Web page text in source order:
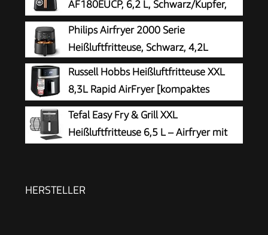
AF180EUCP, 6,2 L, Schwarz/Kupfer,
ölfrei
Philips Airfryer 2000 Serie
Heißluftfritteuse, Schwarz, 4,2L
Russell Hobbs Heißluftfritteuse XXL
8,3L Rapid AirFryer [kompaktes
Gehäuse, sehr leise, Pizza Ø 26cm]
SatisFry (9 Programme, spülmaschinenfest,
Fritteuse ohne Öl, TouchScreen,Grillen,Backen)
Tefal Easy Fry & Grill XXL
Heißluftfritteuse 6,5 L – Airfryer mit
Grillplatte, fettarm frittieren, spülmaschinenfest
HERSTELLER